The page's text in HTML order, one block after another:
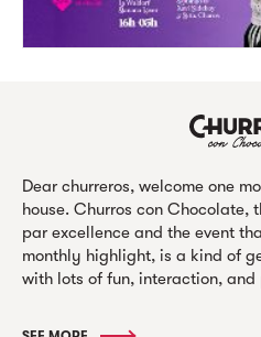
Dear churreros, welcome one
house. Churros con Chocolate,
par excellence and the event
monthly highlight, is a kind of
with lots of fun, interaction,